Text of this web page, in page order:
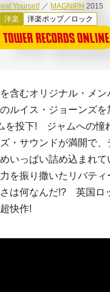
Yourself／ MAGNIPH 2015
洋楽
洋楽ポップ／ロック
を含むオリジナル・メン
のルイス・ジョーンズを
を投下!
ジャムへの憧
・サウンドが満開で、
いっぱい詰め込まれて
を振り撒いた リバティ
は何なんだ!? 英国ロ
快作!